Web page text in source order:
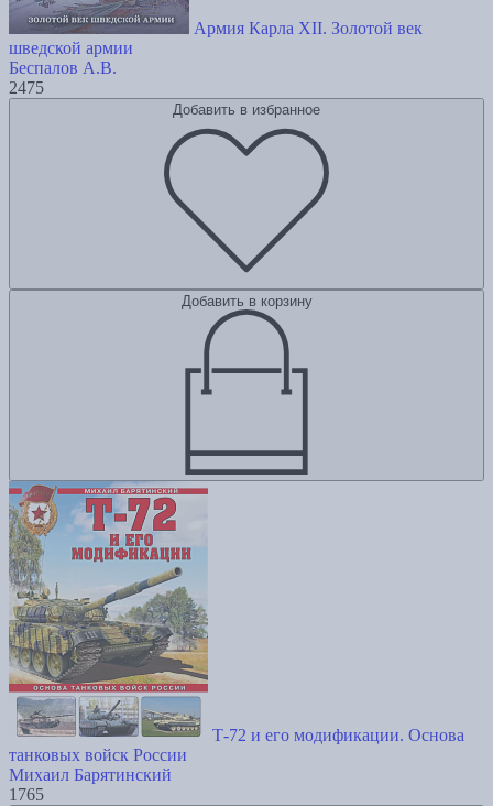
Армия Карла XII. Золотой век
шведской армии
Беспалов А.В.
2475
Добавить в избранное
Добавить в корзину
Т-72 и его модификации. Основа
танковых войск России
Михаил Барятинский
1765